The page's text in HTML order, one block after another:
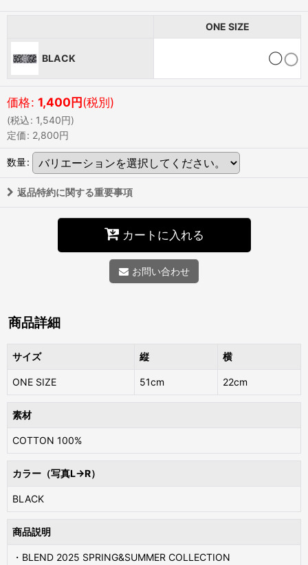
ONE SIZE
BLACK ◯
価格: 1,400円(税別)
(税込: 1,540円)
定価: 2,800円
数量:
返品特約に関する重要事項
カートに入れる
お問い合わせ
商品詳細
サイズ 縦 横
ONE SIZE 51cm 22cm
素材
COTTON 100%
カラー（写真L→R）
BLACK
商品説明
・BLEND 2025 SPRING&SUMMER COLLECTION